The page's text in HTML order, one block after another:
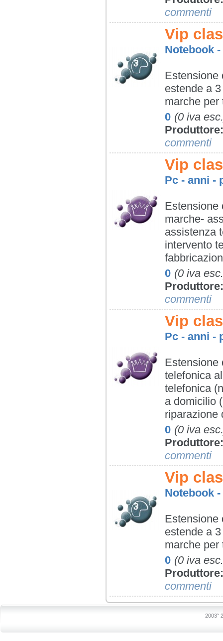
commenti
Vip
Notebook
Estensione
estende a
marche
0 (0 iva
Produttore:
commenti
Vip
Pc - anni -
Estensione
marche-
assistenza
intervento
0 (0 iva
Produttore:
commenti
Vip
Pc - anni -
Estensione
telefonica
telefonica
a domicilio
riparazione
0 (0 iva
Produttore:
commenti
Vip
Notebook
Estensione
estende a
marche
0 (0 iva
Produttore:
commenti
2003˜